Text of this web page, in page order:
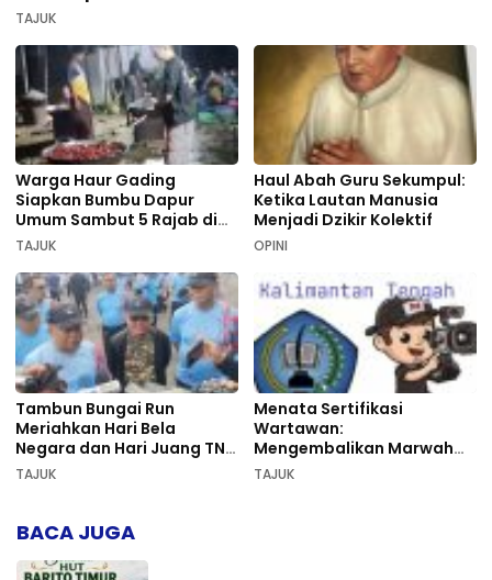
TAJUK
Warga Haur Gading
Siapkan Bumbu Dapur
Umum Sambut 5 Rajab di
Sekumpul
TAJUK
Haul Abah Guru Sekumpul:
Ketika Lautan Manusia
Menjadi Dzikir Kolektif
OPINI
Tambun Bungai Run
Meriahkan Hari Bela
Negara dan Hari Juang TNI
AD di Palangka Raya
TAJUK
Menata Sertifikasi
Wartawan:
Mengembalikan Marwah
Pers dan Keadilan
TAJUK
BACA JUGA